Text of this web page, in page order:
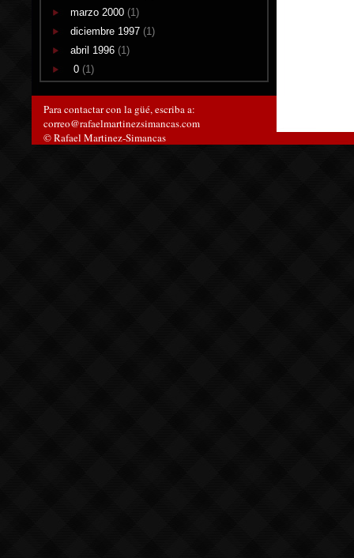
marzo 2000 (1)
diciembre 1997 (1)
abril 1996 (1)
0 (1)
Para contactar con la güé, escriba a:
correo@rafaelmartinezsimancas.com
© Rafael Martinez-Simancas